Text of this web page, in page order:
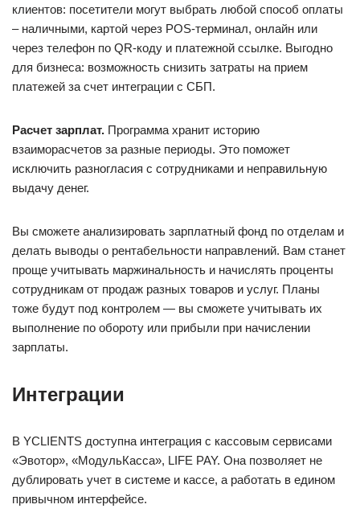
клиентов: посетители могут выбрать любой способ оплаты
– наличными, картой через POS-терминал, онлайн или
через телефон по QR-коду и платежной ссылке. Выгодно
для бизнеса: возможность снизить затраты на прием
платежей за счет интеграции с СБП.
Расчет зарплат. Программа хранит историю
взаиморасчетов за разные периоды. Это поможет
исключить разногласия с сотрудниками и неправильную
выдачу денег.
Вы сможете анализировать зарплатный фонд по отделам и
делать выводы о рентабельности направлений. Вам станет
проще учитывать маржинальность и начислять проценты
сотрудникам от продаж разных товаров и услуг. Планы
тоже будут под контролем — вы сможете учитывать их
выполнение по обороту или прибыли при начислении
зарплаты.
Интеграции
В YCLIENTS доступна интеграция с кассовым сервисами
«Эвотор», «МодульКасса», LIFE PAY. Она позволяет не
дублировать учет в системе и кассе, а работать в едином
привычном интерфейсе.